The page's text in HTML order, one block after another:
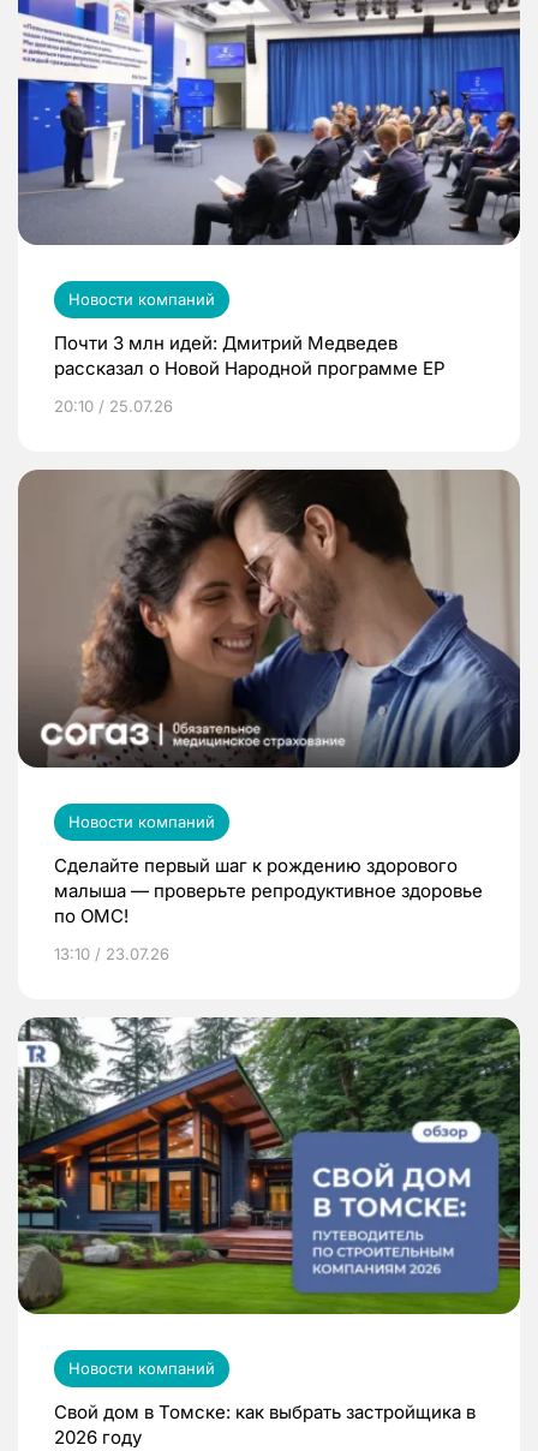
Новости компаний
Почти 3 млн идей: Дмитрий Медведев
рассказал о Новой Народной программе ЕР
20:10 / 25.07.26
Новости компаний
Сделайте первый шаг к рождению здорового
малыша — проверьте репродуктивное здоровье
по ОМС!
13:10 / 23.07.26
Новости компаний
Свой дом в Томске: как выбрать застройщика в
2026 году